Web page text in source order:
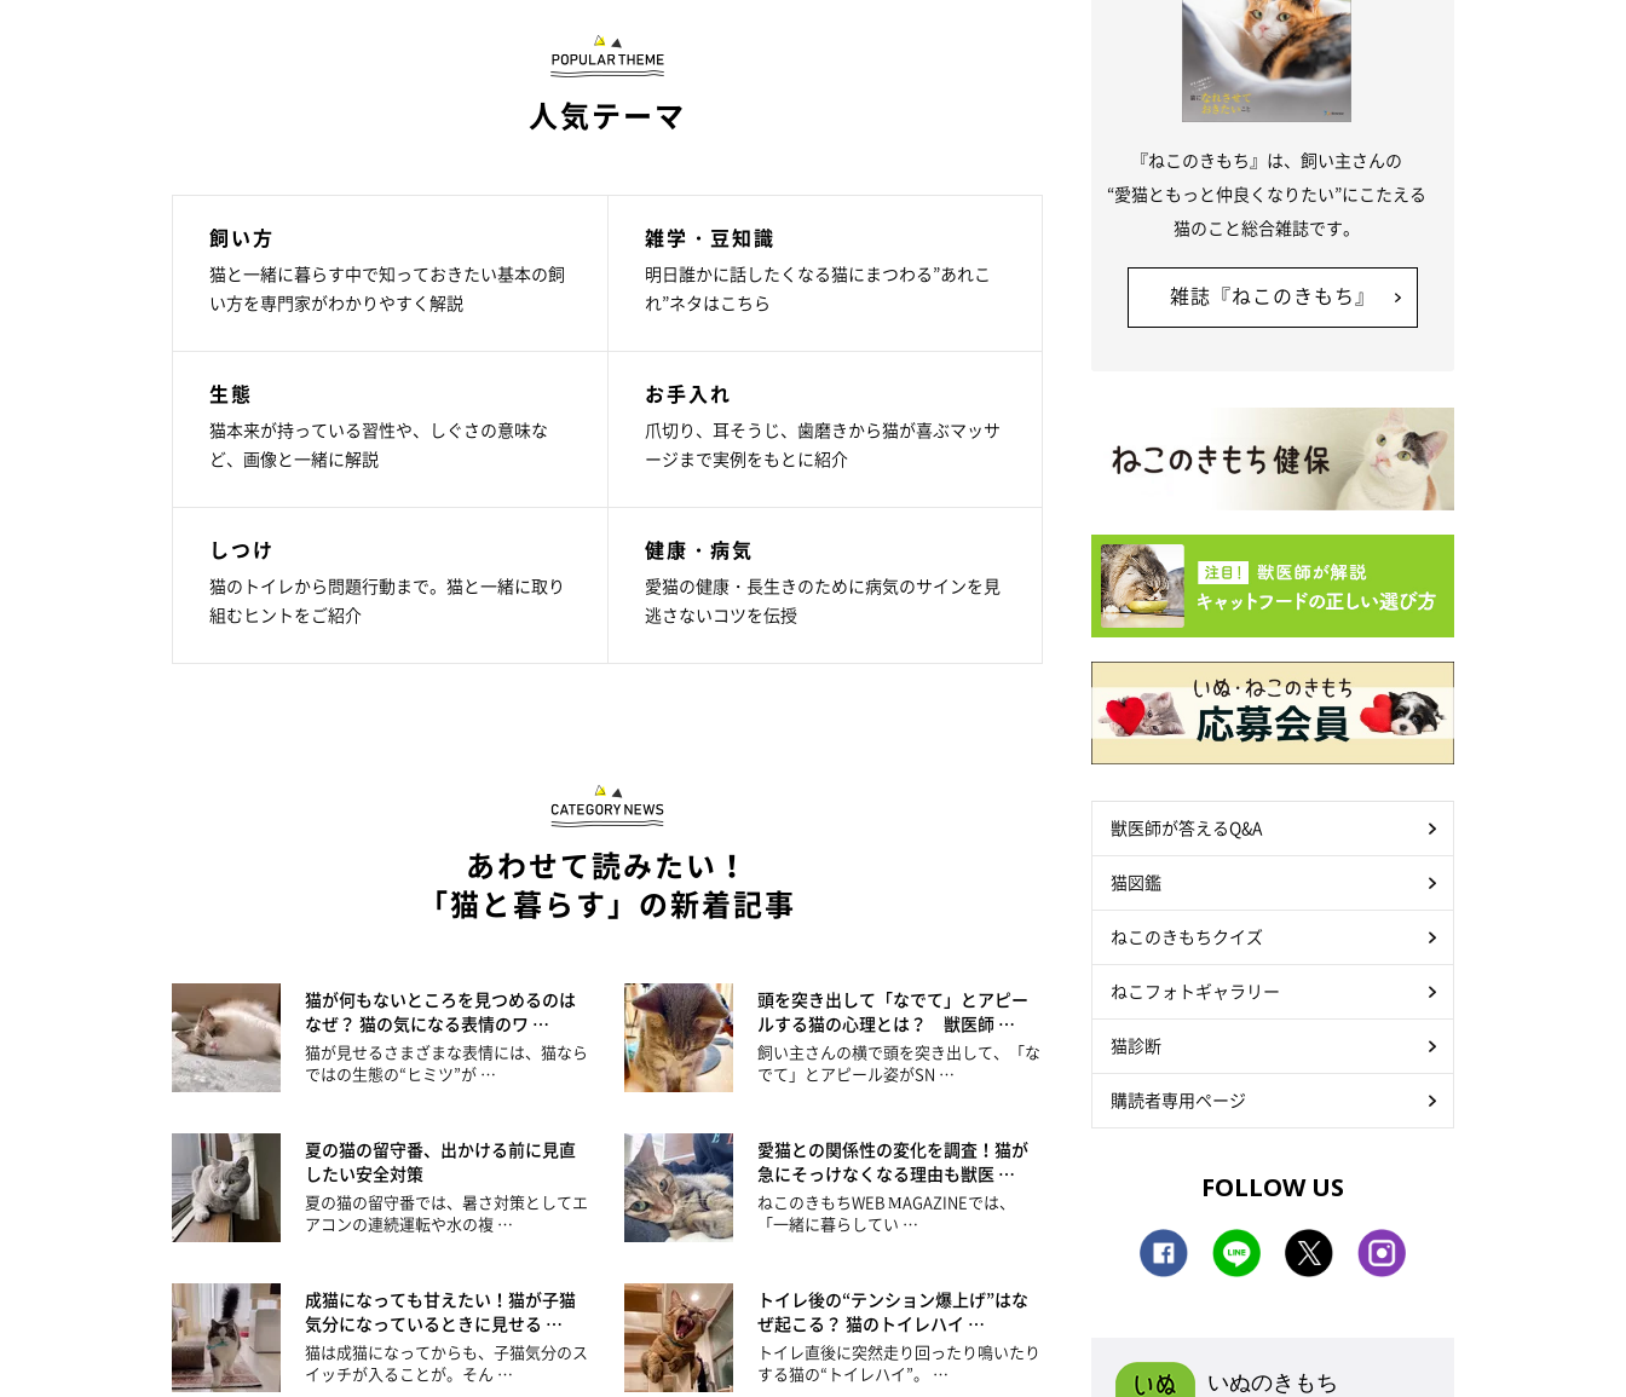
人気テーマ
飼い方
猫と一緒に暮らす中で知っておきたい基本の飼
い方を専門家がわかりやすく解説
雑学・豆知識
明日誰かに話したくなる猫にまつわる”あれこ
れ”ネタはこちら
生態
猫本来が持っている習性や、しぐさの意味な
ど、画像と一緒に解説
お手入れ
爪切り、耳そうじ、歯磨きから猫が喜ぶマッサ
ージまで実例をもとに紹介
しつけ
猫のトイレから問題行動まで。猫と一緒に取り
組むヒントをご紹介
健康・病気
愛猫の健康・長生きのために病気のサインを見
逃さないコツを伝授
あわせて読みたい！
「猫と暮らす」の新着記事
猫が何もないところを見つめるのは
なぜ？ 猫の気になる表情のワ …
猫が見せるさまざまな表情には、猫なら
ではの生態の“ヒミツ”が …
頭を突き出して「なでて」とアピー
ルする猫の心理とは？ 獣医師 …
飼い主さんの横で頭を突き出して、「な
でて」とアピール姿がSN …
夏の猫の留守番、出かける前に見直
したい安全対策
夏の猫の留守番では、暑さ対策としてエ
アコンの連続運転や水の複 …
愛猫との関係性の変化を調査！猫が
急にそっけなくなる理由も獣医 …
ねこのきもちWEB MAGAZINEでは、
「一緒に暮らしてい …
成猫になっても甘えたい！猫が子猫
気分になっているときに見せる …
猫は成猫になってからも、子猫気分のス
イッチが入ることが。そん …
トイレ後の“テンション爆上げ”はな
ぜ起こる？ 猫のトイレハイ …
トイレ直後に突然走り回ったり鳴いたり
する猫の“トイレハイ”。 …
『ねこのきもち』は、飼い主さんの
“愛猫ともっと仲良くなりたい”にこたえる
猫のこと総合雑誌です。
雑誌『ねこのきもち』
獣医師が答えるQ&A
猫図鑑
ねこのきもちクイズ
ねこフォトギャラリー
猫診断
購読者専用ページ
FOLLOW US
いぬのきもち